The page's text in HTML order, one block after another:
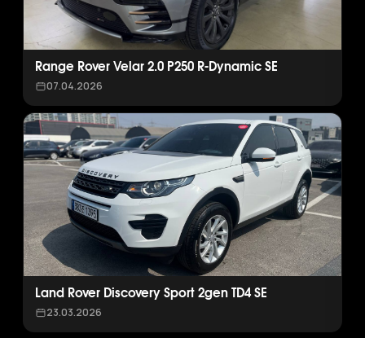
Range Rover Velar 2.0 P250 R-Dynamic SE
07.04.2026
Land Rover Discovery Sport 2gen TD4 SE
23.03.2026